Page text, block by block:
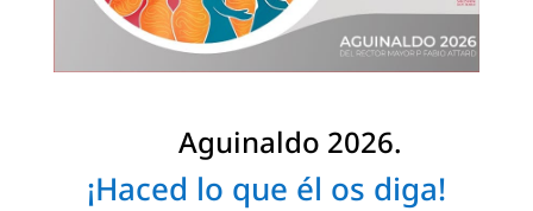
Aguinaldo 2026.
¡Haced lo que él os diga!